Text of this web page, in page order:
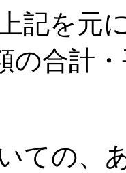
記を元
の合計
ての、